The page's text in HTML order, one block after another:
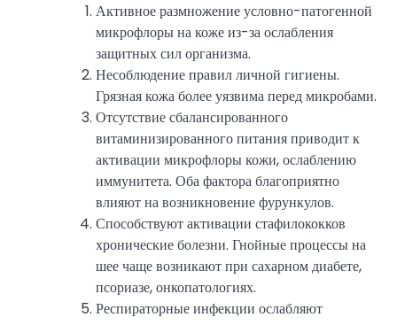
Активное размножение условно-патогенной
микрофлоры на коже из-за ослабления
защитных сил организма.
Несоблюдение правил личной гигиены.
Грязная кожа более уязвима перед микробами.
Отсутствие сбалансированного
витаминизированного питания приводит к
активации микрофлоры кожи, ослаблению
иммунитета. Оба фактора благоприятно
влияют на возникновение фурункулов.
Способствуют активации стафилококков
хронические болезни. Гнойные процессы на
шее чаще возникают при сахарном диабете,
псориазе, онкопатологиях.
Респираторные инфекции ослабляют